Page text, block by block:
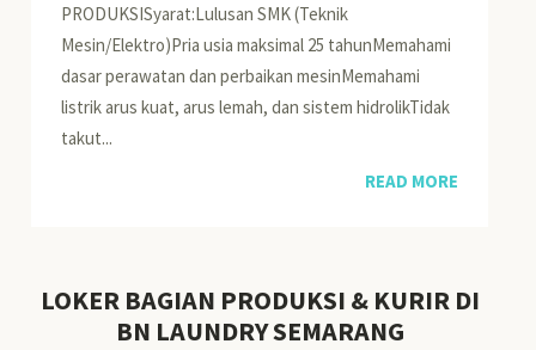
PRODUKSISyarat:Lulusan SMK (Teknik
Mesin/Elektro)Pria usia maksimal 25 tahunMemahami
dasar perawatan dan perbaikan mesinMemahami
listrik arus kuat, arus lemah, dan sistem hidrolikTidak
takut...
READ MORE
LOKER BAGIAN PRODUKSI & KURIR DI
BN LAUNDRY SEMARANG